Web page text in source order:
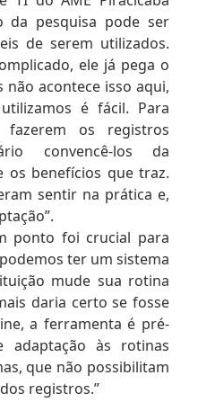
da pesquisa pode ser
de serem utilizados.
ele já pega o
não acontece isso aqui,
é fácil. Para
os registros
convencê-los da
os benefícios que traz.
sentir na prática e,
ponto foi crucial para
ter um sistema
mude sua rotina
daria certo se fosse
a ferramenta é pré-
adaptação às rotinas
que não possibilitam
registros.”